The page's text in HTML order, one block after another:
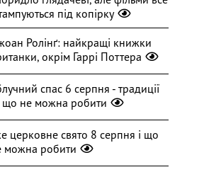
під копірку
Ролінґ: найкращі книжки
окрім Гаррі Поттера
спас 6 серпня - традиції
що не можна робити
церковне свято 8 серпня і що
можна робити